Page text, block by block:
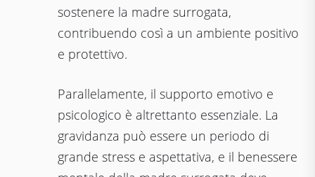
sostenere la madre surrogata,
contribuendo così a un ambiente positivo
e protettivo.
Parallelamente, il supporto emotivo e
psicologico è altrettanto essenziale. La
gravidanza può essere un periodo di
grande stress e aspettativa, e il benessere